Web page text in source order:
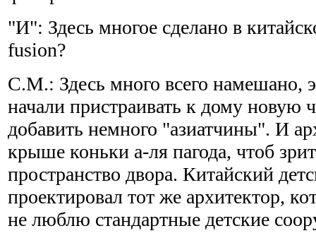
"И": Здесь многое сделано в
fusion?
С.М.: Здесь много всего намешано,
начали пристраивать к дому новую
добавить немного "азиатчины". И
крыше коньки а-ля пагода, чтоб
пространство двора. Китайский
проектировал тот же архитектор,
не люблю стандартные детские